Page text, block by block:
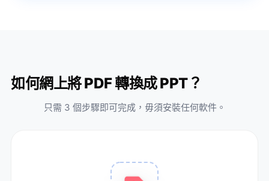
如何網上將 PDF 轉換成 PPT？
只需 3 個步驟即可完成，毋須安裝任何軟件。